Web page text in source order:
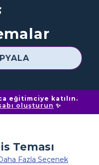
eğitimciye katılın.
oluşturun ✨
Fazla Seçenek